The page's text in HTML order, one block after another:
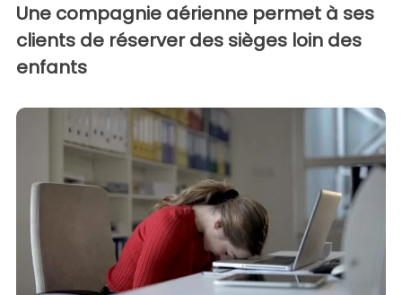
Une compagnie aérienne permet à ses
clients de réserver des sièges loin des
enfants